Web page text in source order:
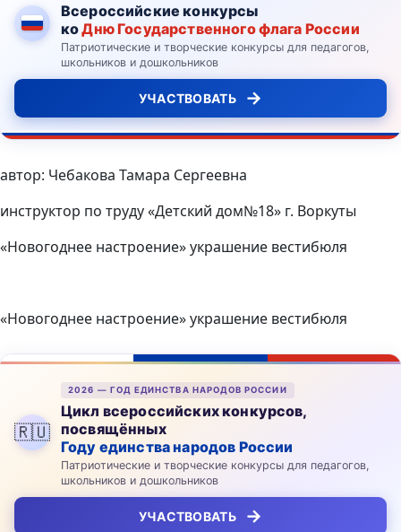
Всероссийские конкурсы
коДню Государственного флага России
Патриотические и творческие конкурсы для педагогов,
школьников и дошкольников
УЧАСТВОВАТЬ →
автор: Чебакова Тамара Сергеевна
инструктор по труду «Детский дом№18» г. Воркуты
«Новогоднее настроение» украшение вестибюля
«Новогоднее настроение» украшение вестибюля
🇷🇺
2026 — ГОД ЕДИНСТВА НАРОДОВ РОССИИ
Цикл всероссийских конкурсов,
посвящённых
Году единства народов России
Патриотические и творческие конкурсы для педагогов,
школьников и дошкольников
УЧАСТВОВАТЬ →